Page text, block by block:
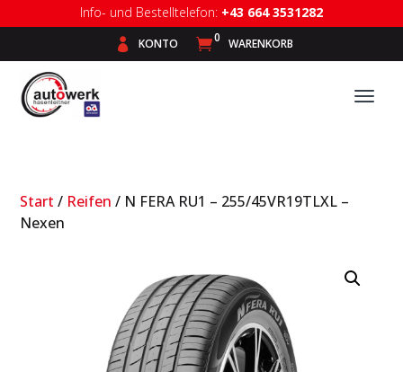
Info- und Bestelltelefon: +43 664 3531282
 KONTO 0 WARENKORB
Start / Reifen / N FERA RU1 – 255/45VR19TLXL –
Nexen